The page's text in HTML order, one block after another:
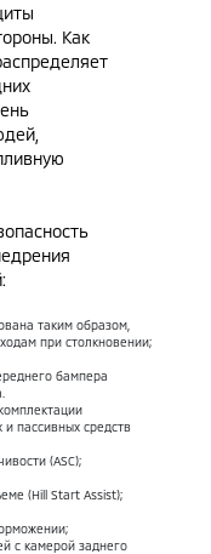
Как
таким образом,
при столкновении;
бампера
пассивных средств
(ASC);
(Hill Start Assist);
с камерой заднего